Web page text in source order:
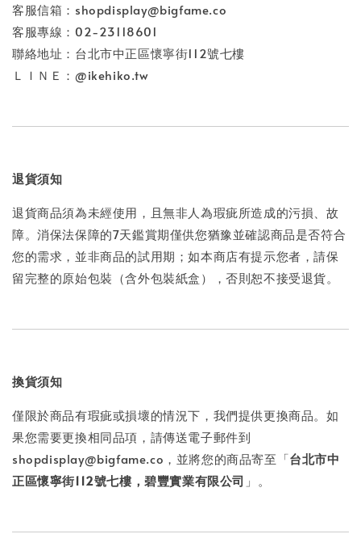
客服信箱：shopdisplay@bigfame.co
客服專線：02-23118601
聯絡地址：台北市中正區懷寧街112號七樓
ＬＩＮＥ：@ikehiko.tw
退貨須知
退貨商品須為未經使用，且無非人為瑕疵所造成的污損、故
障。消保法保障的7天鑑賞期僅供您猶豫並確認商品是否符合
您的需求，並非商品的試用期；如本商店有提示您者，請保
留完整的原始包裝（含外包裝紙盒），否則恕不接受退貨。
換貨須知
僅限於商品有瑕疵或損壞的情況下，我們提供更換商品。如
果您需要更換相同品項，請傳送電子郵件到
shopdisplay@bigfame.co，並將您的商品寄至「台北市中
正區懷寧街112號七樓，碧豐實業有限公司 」。